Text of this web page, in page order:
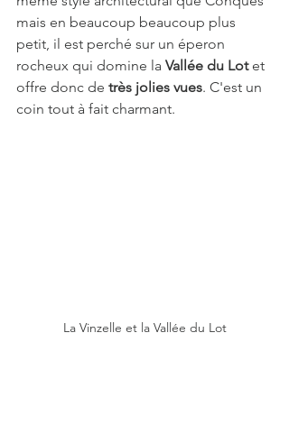
mais en beaucoup beaucoup plus
petit, il est perché sur un éperon
rocheux qui domine la Vallée du Lot et
offre donc de très jolies vues. C'est un
coin tout à fait charmant.
La Vinzelle et la Vallée du Lot